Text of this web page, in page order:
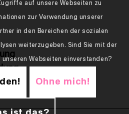
auf unsere Webseiten zu
zur Verwendung unserer
in den Bereichen der sozialen
weiterzugeben. Sind Sie mit der
Webseiten einverstanden?
Ohne mich!